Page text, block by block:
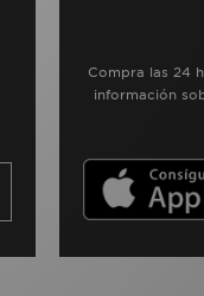
Compra las 24
información